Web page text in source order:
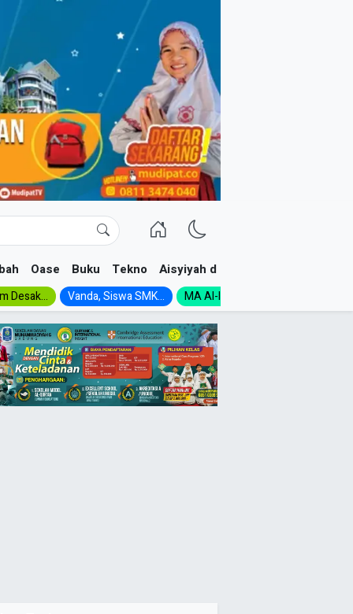
Oase Buku Tekno Aisyiyah dan NA
Desak... Vanda, Siswa SMK... MA Al-Ishlah Gelar...